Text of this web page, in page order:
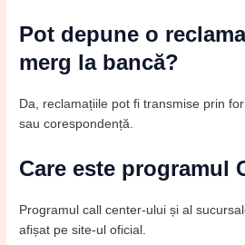
Pot depune o
merg la bancă?
Da, reclamațiile pot fi transmise prin
sau corespondență.
Care este programul
Programul call center-ului și al
afișat pe site-ul oficial.